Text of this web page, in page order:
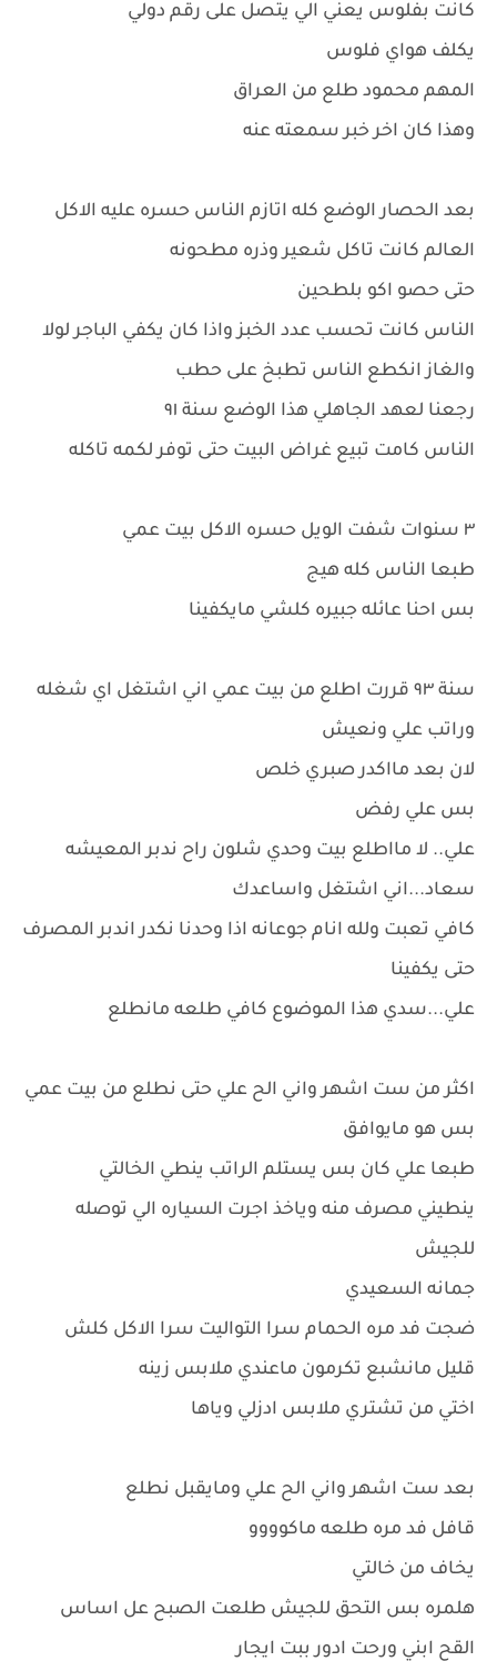
كانت بفلوس يعني الي يتصل على رقم دولي
يكلف هواي فلوس
المهم محمود طلع من العراق
وهذا كان اخر خبر سمعته عنه
بعد الحصار الوضع كله اتازم الناس حسره عليه الاكل
العالم كانت تاكل شعير وذره مطحونه
حتى حصو اكو بلطحين
الناس كانت تحسب عدد الخبز واذا كان يكفي الباجر لولا
والغاز انكطع الناس تطبخ على حطب
رجعنا لعهد الجاهلي هذا الوضع سنة ٩١
الناس كامت تبيع غراض البيت حتى توفر لكمه تاكله
٣ سنوات شفت الويل حسره الاكل بيت عمي
طبعا الناس كله هيج
بس احنا عائله جبيره كلشي مايكفينا
سنة ٩٣ قررت اطلع من بيت عمي اني اشتغل اي شغله
وراتب علي ونعيش
لان بعد مااكدر صبري خلص
بس علي رفض
علي.. لا مااطلع بيت وحدي شلون راح ندبر المعيشه
سعاد...اني اشتغل واساعدك
كافي تعبت ولله انام جوعانه اذا وحدنا نكدر اندبر المصرف
حتى يكفينا
علي...سدي هذا الموضوع كافي طلعه مانطلع
اكثر من ست اشهر واني الح علي حتى نطلع من بيت عمي
بس هو مايوافق
طبعا علي كان بس يستلم الراتب ينطي الخالتي
ينطيني مصرف منه وياخذ اجرت السياره الي توصله
للجيش
جمانه السعيدي
ضجت فد مره الحمام سرا التواليت سرا الاكل كلش
قليل مانشبع تكرمون ماعندي ملابس زينه
اختي من تشتري ملابس ادزلي وياها
بعد ست اشهر واني الح علي ومايقبل نطلع
قافل فد مره طلعه ماكوووو
يخاف من خالتي
هلمره بس التحق للجيش طلعت الصبح عل اساس
القح ابني ورحت ادور ببت ايجار